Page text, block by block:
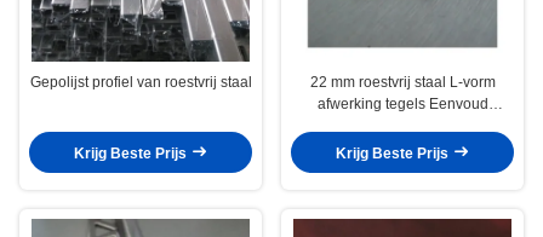
Gepolijst profiel van roestvrij staal
Krijg Beste Prijs
22 mm roestvrij staal L-vorm
afwerking tegels Eenvoud
Krijg Beste Prijs